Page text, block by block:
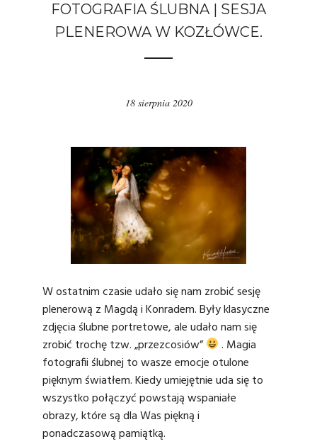
FOTOGRAFIA ŚLUBNA | SESJA
PLENEROWA W KOZŁÓWCE.
18 sierpnia 2020
W ostatnim czasie udało się nam zrobić sesję
plenerową z Magdą i Konradem. Były klasyczne
zdjęcia ślubneportretowe, ale udało nam się
zrobić trochę tzw. „przezcosiów”
. Magia
fotografii ślubnej to wasze emocje otulone
pięknym światłem. Kiedy umiejętnie uda się to
wszystko połączyć powstają wspaniałe
obrazy, które są dla Was piękną i
ponadczasową pamiątką.